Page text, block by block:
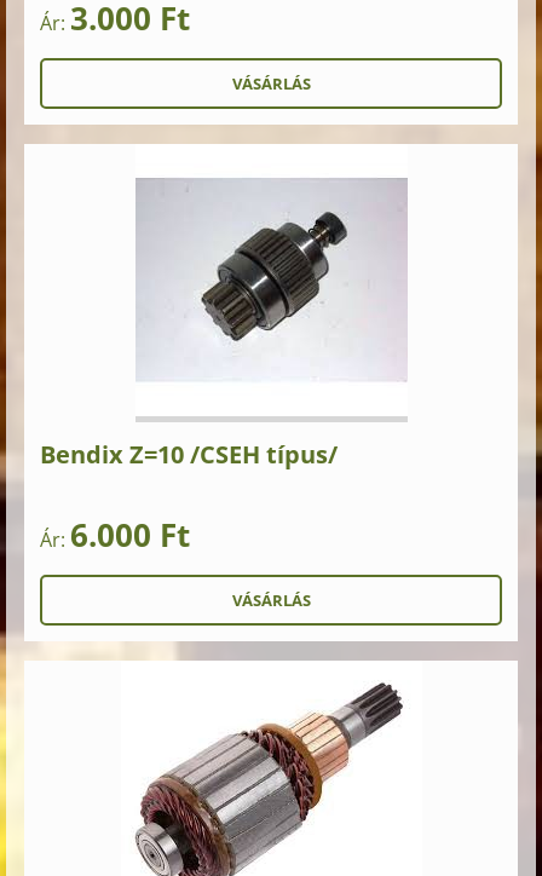
Ár: 3.000 Ft
Bendix Z=10 /CSEH típus/
Ár: 6.000 Ft